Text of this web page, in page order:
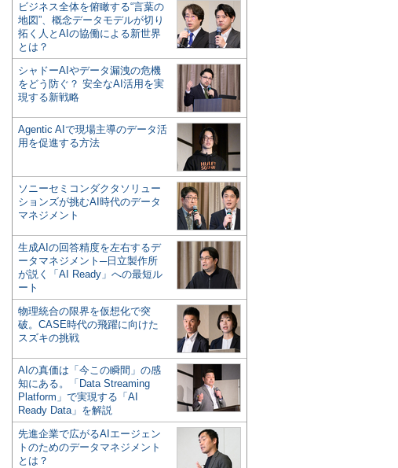
ビジネス全体を俯瞰する“言葉の
地図”、概念データモデルが切り
拓く人とAIの協働による新世界
とは？
シャドーAIやデータ漏洩の危機
をどう防ぐ？ 安全なAI活用を実
現する新戦略
Agentic AIで現場主導のデータ活
用を促進する方法
ソニーセミコンダクタソリュー
ションズが挑むAI時代のデータ
マネジメント
生成AIの回答精度を左右するデ
ータマネジメント─日立製作所
が説く「AI Ready」への最短ル
ート
物理統合の限界を仮想化で突
破。CASE時代の飛躍に向けた
スズキの挑戦
AIの真価は「今この瞬間」の感
知にある。「Data Streaming
Platform」で実現する「AI
Ready Data」を解説
先進企業で広がるAIエージェン
トのためのデータマネジメント
とは？